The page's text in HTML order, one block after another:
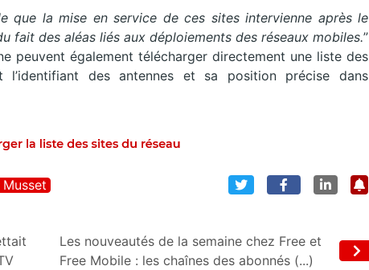
que la mise en service de ces sites intervienne après le
fait des aléas liés aux déploiements des réseaux mobiles.”
peuvent également télécharger directement une liste des
l’identifiant des antennes et sa position précise dans
Musset
Les nouveautés de la semaine chez Free et
Free Mobile : les chaînes des abonnés (...)